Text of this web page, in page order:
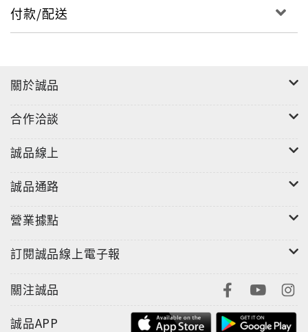
混血衣櫥
當盛夏的鬆弛度假感，一頭撞上早秋那一抹帶著諷刺感
2026世界製錶之都日內瓦迎來Watches & Wonders
2026（2026鐘錶與奇蹟），65個世界頂級腕錶品牌以精
湛工藝與極致想像力填滿日內瓦。Esquire也親臨現場
為大家發掘腕錶趨勢走向。
每一瓶香醇美酒，皆是不同人各盡所能、傾注心力的自
信之作。於是我們得以在把酒言歡間，進一步探尋專屬
付款/配送
關於誠品
合作洽談
誠品線上
誠品通路
營業據點
訂閱誠品線上電子報
關注誠品
誠品APP